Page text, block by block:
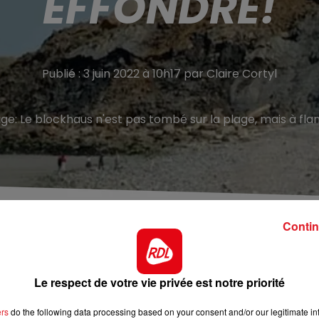
Publié : 3 juin 2022 à 10h17 par Claire Cortyl
Le blockhaus n'est pas tombé sur la plage, mais à
vraiment le même depuis hier. Le blockhaus de la pointe
Un bloc de béton construit pendant la seconde guerre
Le respect de votre vie privée est notre priorité
do the following data processing based on your consent and/or our legitimate